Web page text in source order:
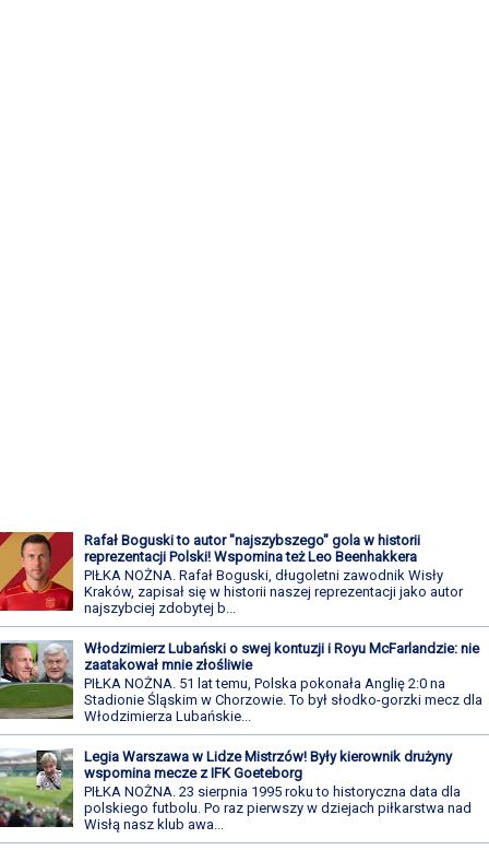
Rafał Boguski to autor "najszybszego" gola w historii
reprezentacji Polski! Wspomina też Leo Beenhakkera
PIŁKA NOŻNA. Rafał Boguski, długoletni zawodnik Wisły
Kraków, zapisał się w historii naszej reprezentacji jako autor
najszybciej zdobytej b...
Włodzimierz Lubański o swej kontuzji i Royu McFarlandzie: nie
zaatakował mnie złośliwie
PIŁKA NOŻNA. 51 lat temu, Polska pokonała Anglię 2:0 na
Stadionie Śląskim w Chorzowie. To był słodko-gorzki mecz dla
Włodzimierza Lubańskie...
Legia Warszawa w Lidze Mistrzów! Były kierownik drużyny
wspomina mecze z IFK Goeteborg
PIŁKA NOŻNA. 23 sierpnia 1995 roku to historyczna data dla
polskiego futbolu. Po raz pierwszy w dziejach piłkarstwa nad
Wisłą nasz klub awa...